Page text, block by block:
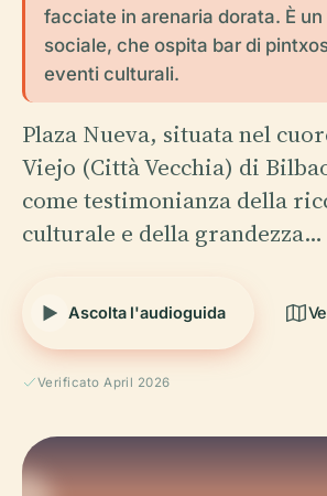
facciate in arenaria dorata. È
sociale, che ospita bar di
eventi culturali.
Plaza Nueva, situata nel
Viejo (Città Vecchia) di
come testimonianza della
culturale e della grandezza…
Ascolta l'audioguida
Verificato April 2026